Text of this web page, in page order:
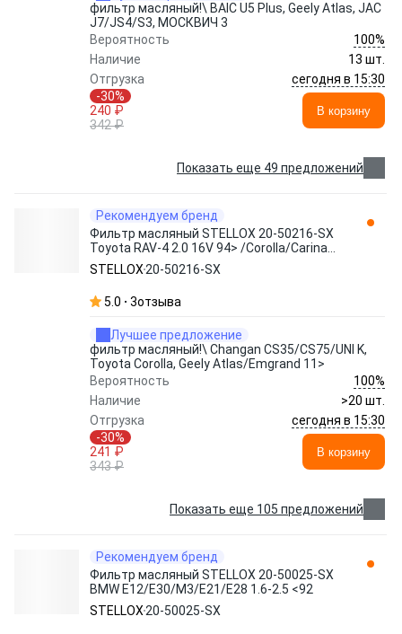
фильтр масляный!\ BAIC U5 Plus, Geely Atlas, JAC
J7/JS4/S3, МОСКВИЧ 3
Вероятность
100%
Наличие
13 шт.
Отгрузка
сегодня в 15:30
-30%
240 ₽
342 ₽
В корзину
Показать еще 49 предложений
Рекомендуем бренд
Фильтр масляный STELLOX 20-50216-SX
Toyota RAV-4 2.0 16V 94> /Corolla/Carina
1.3-2.0 80>
STELLOX 20-50216-SX
5.0 3отзыва
Лучшее предложение
фильтр масляный!\ Changan CS35/CS75/UNI K,
Toyota Corolla, Geely Atlas/Emgrand 11>
Вероятность
100%
Наличие
>20 шт.
Отгрузка
сегодня в 15:30
-30%
241 ₽
343 ₽
В корзину
Показать еще 105 предложений
Рекомендуем бренд
Фильтр масляный STELLOX 20-50025-SX
BMW E12/E30/M3/E21/E28 1.6-2.5 <92
STELLOX 20-50025-SX